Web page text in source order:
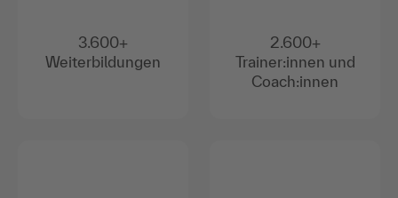
3.600+
Weiterbildungen
2.600+
Trainer:innen und
Coach:innen